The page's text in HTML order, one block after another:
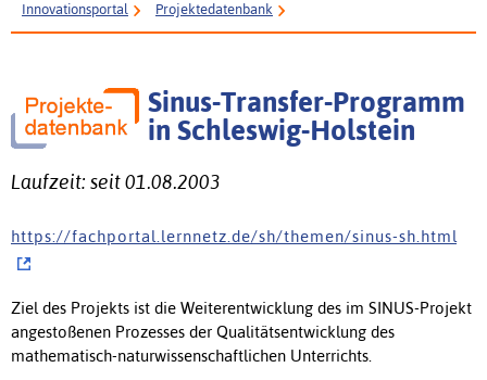
Innovationsportal Projektedatenbank
Sinus-Transfer-Programm
in Schleswig-Holstein
Laufzeit: seit 01.08.2003
h t t p s : / / f a c h p o r t a l . l e r n n e t z . d e / s h / t h e m e n / s i n u s - s h . h t m l
Ziel des Projekts ist die Weiterentwicklung des im SINUS-Projekt
angestoßenen Prozesses der Qualitätsentwicklung des
mathematisch-naturwissenschaftlichen Unterrichts.